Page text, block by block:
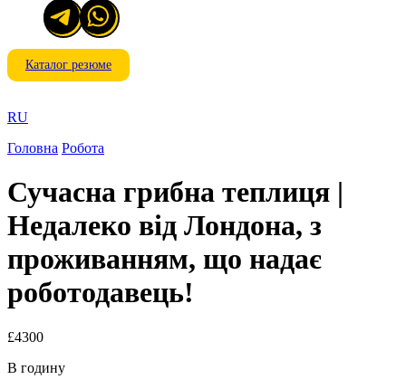
Каталог резюме
RU
Головна Робота
Сучасна грибна теплиця |
Недалеко від Лондона, з
проживанням, що надає
роботодавець!
£4300
В годину